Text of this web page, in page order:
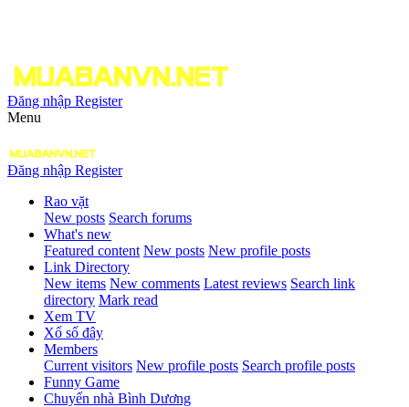
Đăng nhập Register
Menu
Đăng nhập Register
Rao vặt
New posts Search forums
What's new
Featured content New posts New profile posts
Link Directory
New items New comments Latest reviews Search link
directory Mark read
Xem TV
Xổ số đây
Members
Current visitors New profile posts Search profile posts
Funny Game
Chuyển nhà Bình Dương